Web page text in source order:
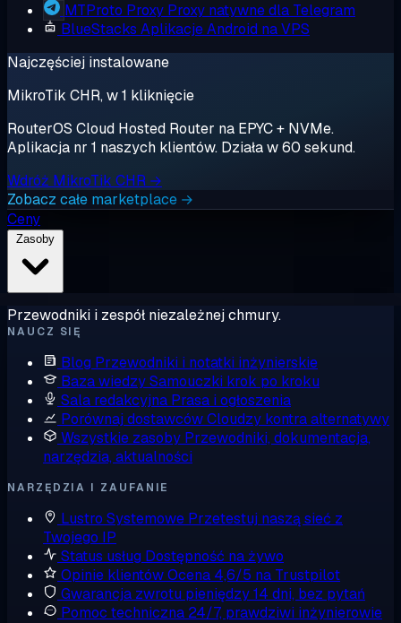
MTProto Proxy Proxy natywne dla Telegram
BlueStacks Aplikacje Android na VPS
Najczęściej instalowane
MikroTik CHR, w 1 kliknięcie
RouterOS Cloud Hosted Router na EPYC + NVMe.
Aplikacja nr 1 naszych klientów. Działa w 60 sekund.
Wdróż MikroTik CHR →
Zobacz całe marketplace →
Ceny
Przewodniki i zespół niezależnej chmury.
NAUCZ SIĘ
Blog Przewodniki i notatki inżynierskie
Baza wiedzySamouczki krok po kroku
Sala redakcyjna Prasa i ogłoszenia
Porównaj dostawcówCloudzy kontra alternatywy
Wszystkie zasoby Przewodniki, dokumentacja,
narzędzia, aktualności
NARZĘDZIA I ZAUFANIE
Lustro Systemowe Przetestuj naszą sieć z
Twojego IP
Status usług Dostępność na żywo
Opinie klientówOcena 4,6/5 na Trustpilot
Gwarancja zwrotu pieniędzy14 dni, bez pytań
Pomoc techniczna 24/7, prawdziwi inżynierowie